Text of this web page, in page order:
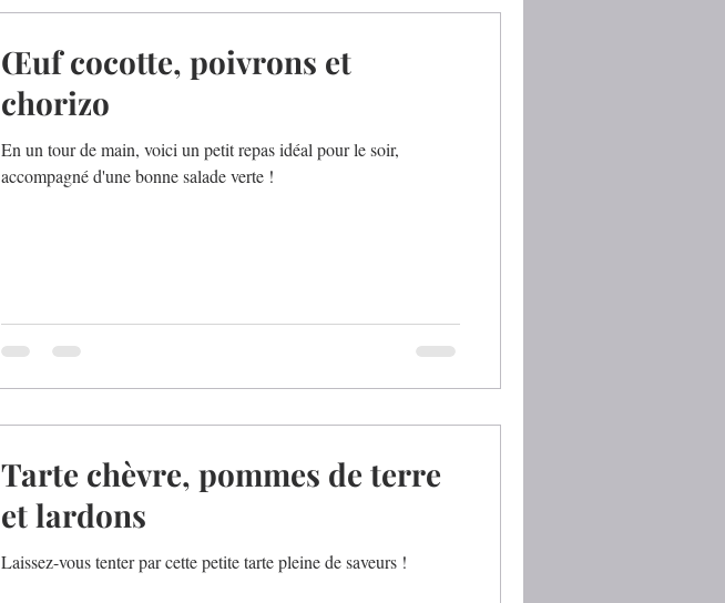
Œuf cocotte, poivrons et
chorizo
En un tour de main, voici un petit repas idéal pour le soir,
accompagné d'une bonne salade verte !
Tarte chèvre, pommes de terre
et lardons
Laissez-vous tenter par cette petite tarte pleine de saveurs !